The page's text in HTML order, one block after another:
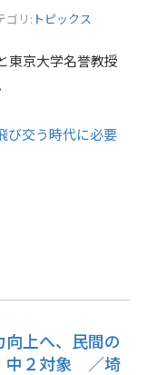
ゴリ: トピックス
東京大学名誉教授
交う時代に必要
上へ、民間の
中２対象 ／埼